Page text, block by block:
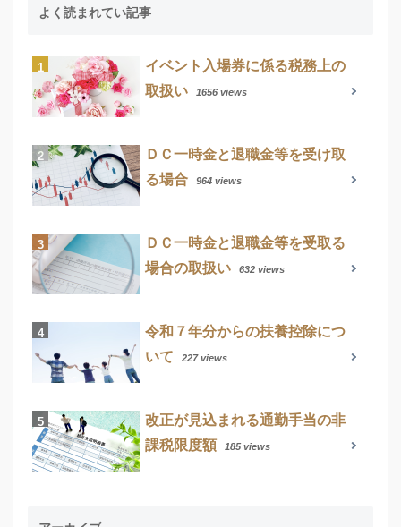
よく読まれてい記事
イベント入場券に係る税務上の
取扱い
1656 views
ＤＣ一時金と退職金等を受け取
る場合
964 views
ＤＣ一時金と退職金等を受取る
場合の取扱い
632 views
令和７年分からの扶養控除につ
いて
227 views
改正が見込まれる通勤手当の非
課税限度額
185 views